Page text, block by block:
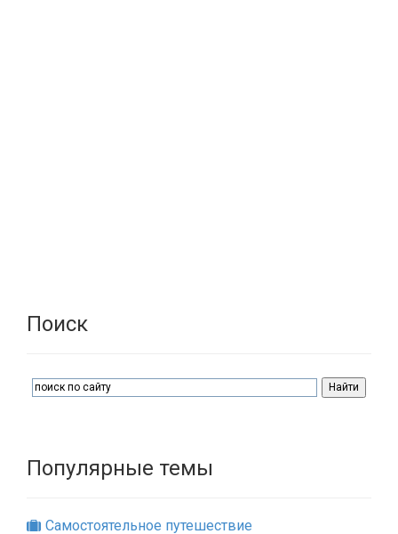
Поиск
Популярные темы
Самостоятельное путешествие